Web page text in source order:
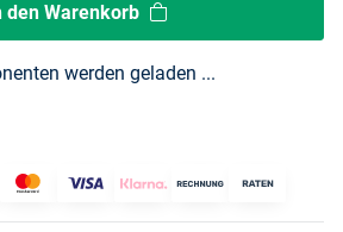
den Warenkorb
werden geladen ...